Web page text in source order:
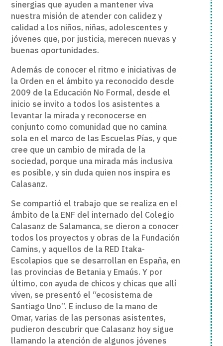
sinergias que ayuden a mantener viva
nuestra misión de atender con calidez y
calidad a los niños, niñas, adolescentes y
jóvenes que, por justicia, merecen nuevas y
buenas oportunidades.
Además de conocer el ritmo e iniciativas de
la Orden en el ámbito ya reconocido desde
2009 de la Educación No Formal, desde el
inicio se invito a todos los asistentes a
levantar la mirada y reconocerse en
conjunto como comunidad que no camina
sola en el marco de las Escuelas Pías, y que
cree que un cambio de mirada de la
sociedad, porque una mirada más inclusiva
es posible, y sin duda quien nos inspira es
Calasanz.
Se compartió el trabajo que se realiza en el
ámbito de la ENF del internado del Colegio
Calasanz de Salamanca, se dieron a conocer
todos los proyectos y obras de la Fundación
Camins, y aquellos de la RED Itaka-
Escolapios que se desarrollan en España, en
las provincias de Betania y Emaús. Y por
último, con ayuda de chicos y chicas que allí
viven, se presentó el “ecosistema de
Santiago Uno”. E incluso de la mano de
Omar, varias de las personas asistentes,
pudieron descubrir que Calasanz hoy sigue
llamando la atención de algunos jóvenes